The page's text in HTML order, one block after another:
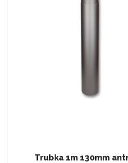
Trubka 1m 130mm